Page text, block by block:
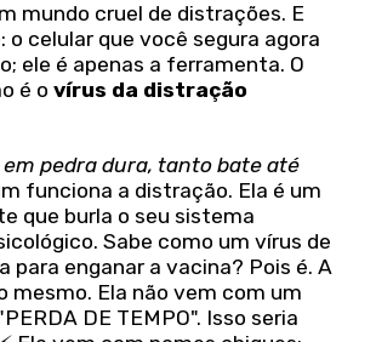
mundo cruel de distrações. E
o celular que você segura agora
ele é apenas a ferramenta. O
é o vírus da distração
em pedra dura, tanto bate até
funciona a distração. Ela é um
que burla o seu sistema
Sabe como um vírus de
para enganar a vacina? Pois é. A
mesmo. Ela não vem com um
DE TEMPO". Isso seria